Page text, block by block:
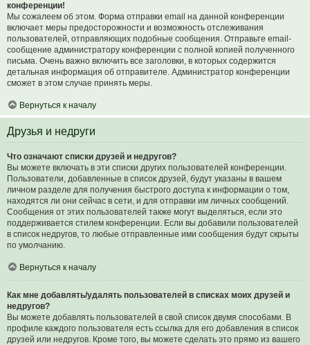
конференции!
Мы сожалеем об этом. Форма отправки email на данной конференции
включает меры предосторожности и возможность отслеживания
пользователей, отправляющих подобные сообщения. Отправьте email-
сообщение администратору конференции с полной копией полученного
письма. Очень важно включить все заголовки, в которых содержится
детальная информация об отправителе. Администратор конференции
сможет в этом случае принять меры.
Вернуться к началу
Друзья и недруги
Что означают списки друзей и недругов?
Вы можете включать в эти списки других пользователей конференции.
Пользователи, добавленные в список друзей, будут указаны в вашем
личном разделе для получения быстрого доступа к информации о том,
находятся ли они сейчас в сети, и для отправки им личных сообщений.
Сообщения от этих пользователей также могут выделяться, если это
поддерживается стилем конференции. Если вы добавили пользователей
в список недругов, то любые отправленные ими сообщения будут скрыты
по умолчанию.
Вернуться к началу
Как мне добавлять/удалять пользователей в списках моих друзей и
недругов?
Вы можете добавлять пользователей в свой список двумя способами. В
профиле каждого пользователя есть ссылка для его добавления в список
друзей или недругов. Кроме того, вы можете сделать это прямо из вашего